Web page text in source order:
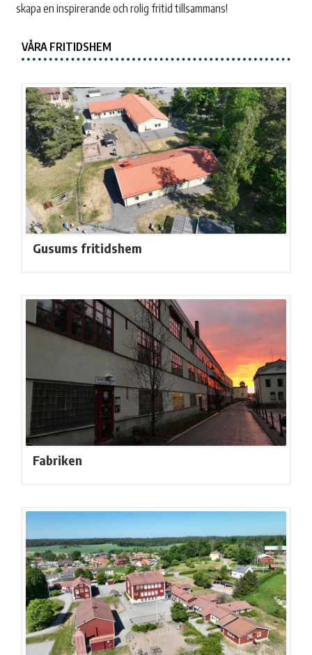
skapa en inspirerande och rolig fritid tillsammans!
VÅRA FRITIDSHEM
Gusums fritidshem
Fabriken